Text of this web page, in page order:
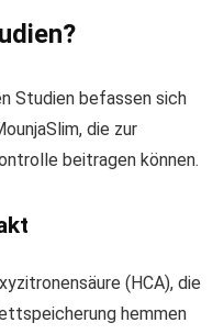
Studien befassen sich
die zur
beitragen können.
(HCA), die
hemmen